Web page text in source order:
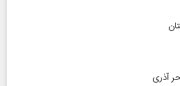
آذری